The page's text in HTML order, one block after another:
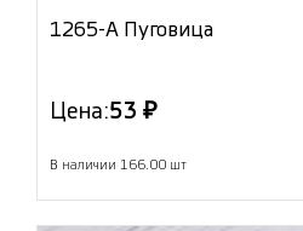
1265-А Пуговица
Цена:53 ₽
В наличии 166.00 шт